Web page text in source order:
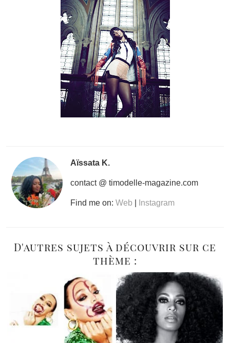
Aïssata K.
contact @ timodelle-magazine.com
Find me on: Web Instagram
D'autres sujets à découvrir sur ce
thème :